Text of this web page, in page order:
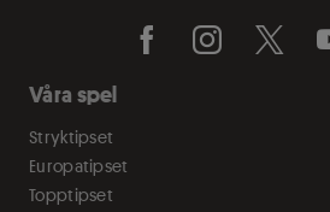
Våra spel
Stryktipset
Europatipset
Topptipset